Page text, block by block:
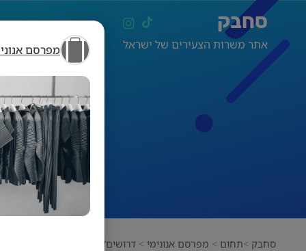
מפרסם
סחבק
אתר משרות הצעירים של ישראל
סחבק תחום מפרסם אנונימי דרושים/דרושות עובדים/מנהלים